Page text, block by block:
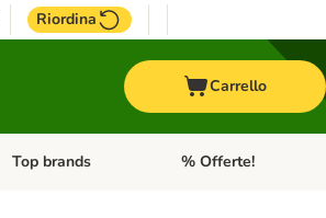
Riordina
Carrello
Acquaristica
Apri Menu Categoria: Cavalli
Top brands Apri Menu Categoria:
% Offerte!